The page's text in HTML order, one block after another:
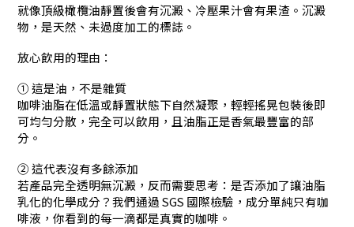
就像頂級橄欖油靜置後會有沉澱、冷壓果汁會有果渣。沉澱
物，是天然、未過度加工的標誌。
放心飲用的理由：
① 這是油，不是雜質
咖啡油脂在低溫或靜置狀態下自然凝聚，輕輕搖晃包裝後即
可均勻分散，完全可以飲用，且油脂正是香氣最豐富的部
分。
② 這代表沒有多餘添加
若產品完全透明無沉澱，反而需要思考：是否添加了讓油脂
乳化的化學成分？我們通過 SGS 國際檢驗，成分單純只有咖
啡液，你看到的每一滴都是真實的咖啡。